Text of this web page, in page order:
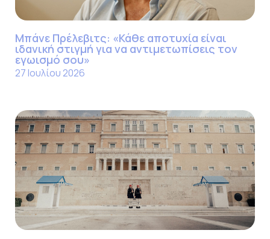
Μπάνε Πρέλεβιτς: «Κάθε αποτυχία είναι
ιδανική στιγμή για να αντιμετωπίσεις τον
εγωισμό σου»
27 Ιουλίου 2026